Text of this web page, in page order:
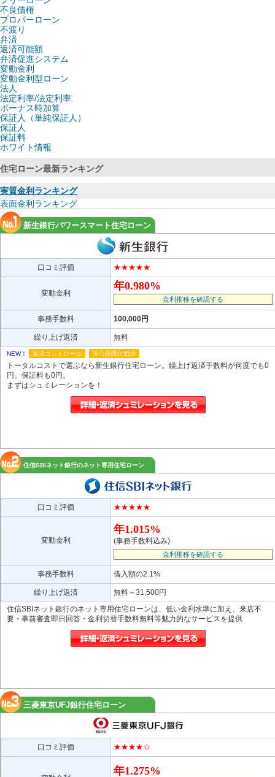
不良債権
プロパーローン
不渡り
弁済
返済可能額
弁済促進システム
変動金利
変動金利型ローン
法人
法定利率/法定利率
ボーナス時加算
保証人（単純保証人）
保証人
保証料
ホワイト情報
住宅ローン最新ランキング
実質金利ランキング
表面金利ランキング
新生銀行パワースマート住宅ローン
口コミ評価 ★★★★★
変動金利
年0.980%
金利推移を確認する
事務手数料 100,000円
繰り上げ返済 無料
NEW！ 返済コントロール 安心保障付団信
トータルコストで選ぶなら新生銀行住宅ローン。繰上げ返済手数料が何度でも0
円。保証料も0円。
まずはシュミレーションを！
住信SBIネット銀行のネット専用住宅ローン
口コミ評価 ★★★★★
変動金利
年1.015%
(事務手数料込み)
金利推移を確認する
事務手数料 借入額の2.1%
繰り上げ返済
無料～31,500円
住信SBIネット銀行のネット専用住宅ローンは、低い金利水準に加え、来店不
要・事前審査即日回答・金利切替手数料無料等魅力的なサービスを提供
三菱東京UFJ銀行住宅ローン
口コミ評価 ★★★★☆
年1.275%